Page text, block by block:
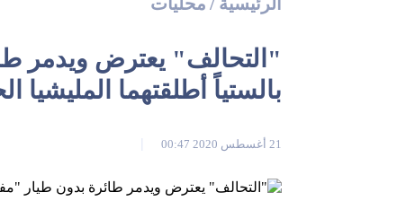
الرئيسية / محليات
"التحالف" يعترض ويدمر
بالستياً أطلقتهما المليشيا
21 أغسطس 2020 00:47